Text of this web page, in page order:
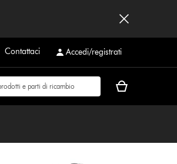
Contattaci Accedi/registrati
Il